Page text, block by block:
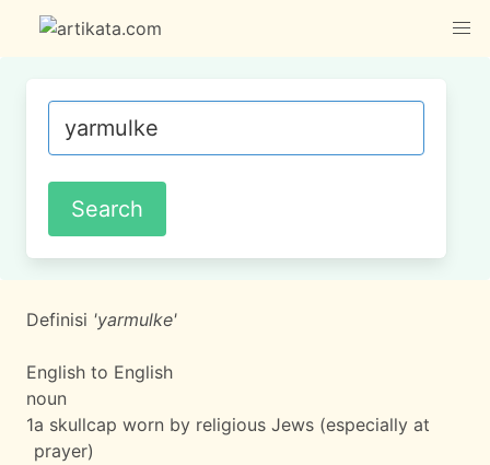
Definisi 'yarmulke'
English to English
noun
1a skullcap worn by religious Jews (especially at
prayer)